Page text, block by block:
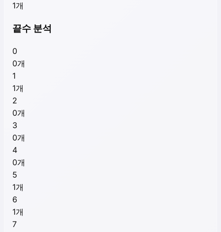
1개
끝수 분석
0
0개
1
1개
2
0개
3
0개
4
0개
5
1개
6
1개
7